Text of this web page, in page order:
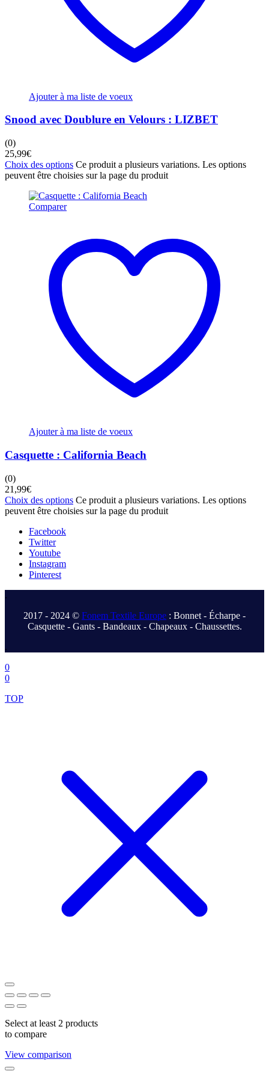
Ajouter à ma liste de voeux
Snood avec Doublure en Velours : LIZBET
(0)
25,99€
Choix des options Ce produit a plusieurs variations. Les options
peuvent être choisies sur la page du produit
Comparer
Ajouter à ma liste de voeux
Casquette : California Beach
(0)
21,99€
Choix des options Ce produit a plusieurs variations. Les options
peuvent être choisies sur la page du produit
Facebook
Twitter
Youtube
Instagram
Pinterest
.
2017 - 2024 © Fonem Textile Europe : Bonnet - Écharpe -
Casquette - Gants - Bandeaux - Chapeaux - Chaussettes.
.
0
0
TOP
Select at least 2 products
to compare
View comparison